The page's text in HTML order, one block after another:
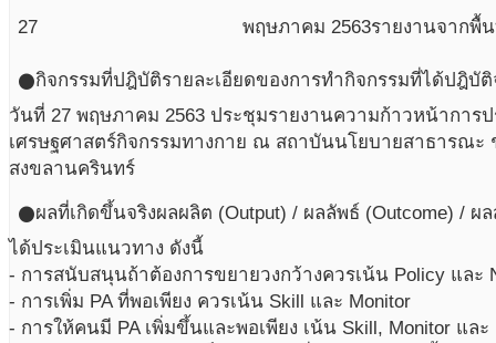
27 พฤษภาคม 2563รายงานจากพื้น
circleกิจกรรมที่ปฎิบัติรายละเอียดของการทำกิจกรรมที่ได้ปฎิบัติ
วันที่ 27 พฤษภาคม 2563 ประชุมรายงานความก้าวหน้าการ
เศรษฐศาสตร์กิจกรรมทางกาย ณ สถาบันนโยบายสาธารณะ
สงขลานครินทร์
circleผลที่เกิดขึ้นจริงผลผลิต (Output) / ผลลัพธ์ (Outcome) /
ได้ประเมินแนวทาง ดังนี้
- การสนับสนุนถ้าต้องการขยายวงกว้างควรเน้น Policy และ
- การเพิ่ม PA ที่พอเพียง ควรเน้น Skill และ Monitor
- การให้คนมี PA เพิ่มขึ้นและพอเพียง เน้น Skill, Monitor และ